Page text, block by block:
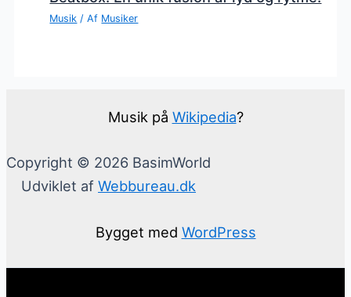
Musik / Af Musiker
Musik på Wikipedia?
Copyright © 2026 BasimWorld
Udviklet af Webbureau.dk
Bygget med WordPress